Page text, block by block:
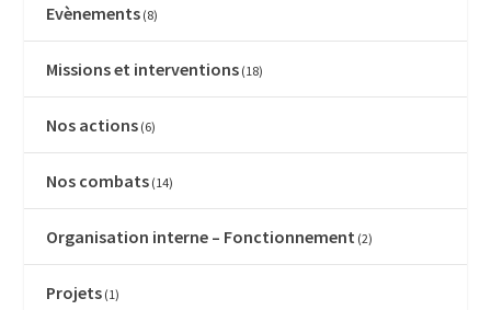
Evènements (8)
Missions et interventions (18)
Nos actions (6)
Nos combats (14)
Organisation interne – Fonctionnement (2)
Projets (1)